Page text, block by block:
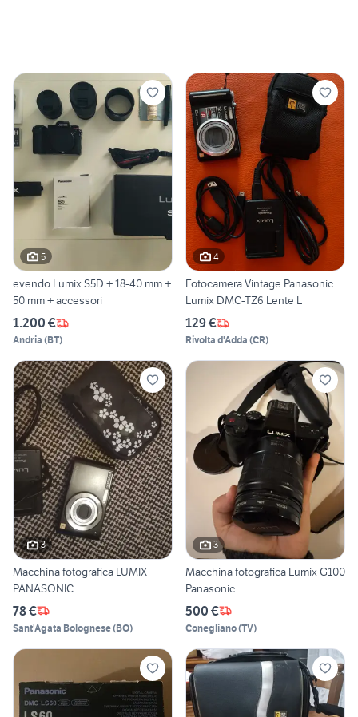
5
evendo Lumix S5D + 18-40 mm +
50 mm + accessori
1.200 €
Andria (BT)
4
Fotocamera Vintage Panasonic
Lumix DMC-TZ6 Lente L
129 €
Rivolta d'Adda (CR)
3
Macchina fotografica LUMIX
PANASONIC
78 €
Sant'Agata Bolognese(BO)
3
Macchina fotografica Lumix G100
Panasonic
500 €
Conegliano(TV)